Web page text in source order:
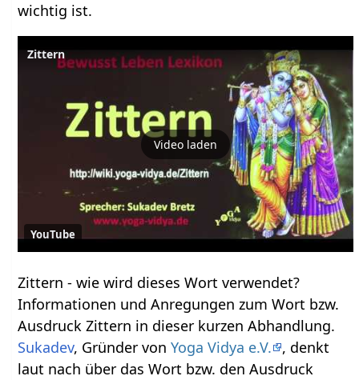
wichtig ist.
Zittern
Video laden
YouTube
Zittern‏‎ - wie wird dieses Wort verwendet?
Informationen und Anregungen zum Wort bzw.
Ausdruck Zittern‏‎ in dieser kurzen Abhandlung.
Sukadev, Gründer vonYoga Vidya e.V.
, denkt
laut nach über das Wort bzw. den Ausdruck